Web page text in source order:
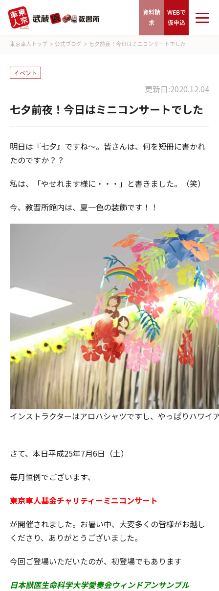
資料請
求
WEBで
仮申込
東京車人トップ > 公式ブログ > 七夕前夜！今日はミニコンサートでした
イベント
更新日:2020.12.04
七夕前夜！今日はミニコンサートでした
明日は『七夕』ですね～。皆さんは、何を短冊に書かれ
たのですか？？
私は、「やせれます様に・・・」と書きました。（笑）
今、教習所館内は、夏一色の装飾です！！
インストラクターはアロハシャツですし、やっぱりハワイ
さて、本日平成25年7月6日（土）
毎月恒例でございます、
東京車人基金チャリティーミニコンサート
が開催されました。お暑い中、大変多くの皆様がお越し
くださり、ありがとうございました。
今回ご登場いただいたのが、初登場でもあります
日本獣医生命科学大学愛奏会ウィンドアンサンブル